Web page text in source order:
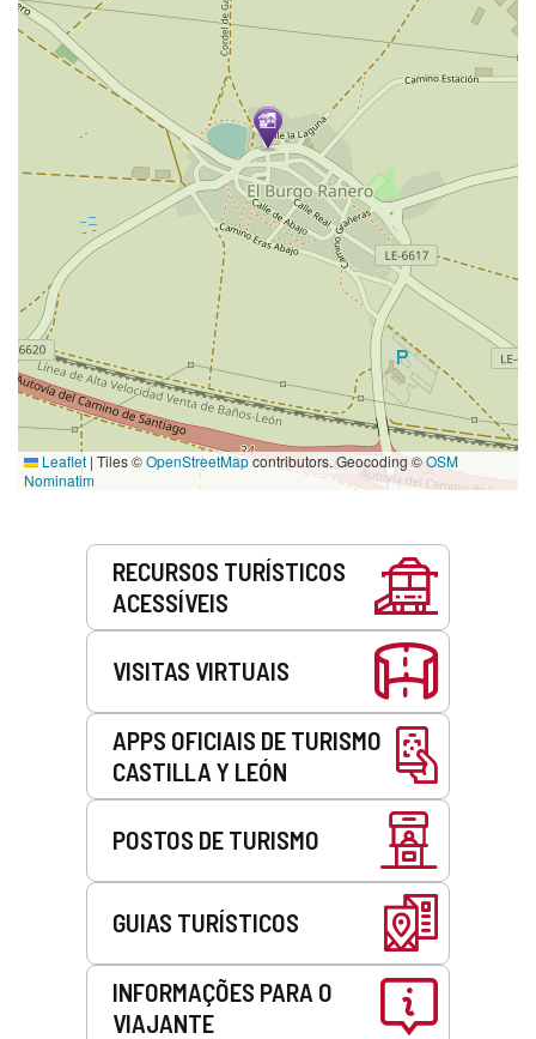
Leaflet | Tiles ©OpenStreetMapcontributors. Geocoding ©OSM
Nominatim
RECURSOS TURÍSTICOS
ACESSÍVEIS
VISITAS VIRTUAIS
APPS OFICIAIS DE TURISMO
CASTILLA Y LEÓN
POSTOS DE TURISMO
GUIAS TURÍSTICOS
INFORMAÇÕES PARA O
VIAJANTE